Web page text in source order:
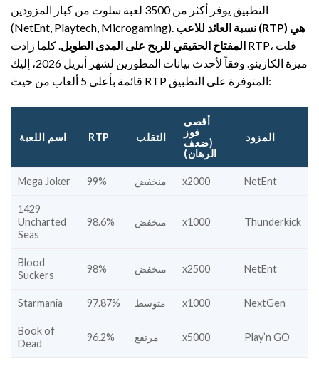
التطبيق يوفر أكثر من 3500 لعبة سلوت من كبار المزودين
(NetEnt, Playtech, Microgaming). نسبة العائد للاعب (RTP) هي
المفتاح الحقيقي للربح على المدى الطويل . كلما زادت RTP، قلت
ميزة الكازينو. وفقاً لأحدث بيانات المطورين لشهر أبريل 2026، إليك
قائمة بأعلى 5 ألعاب من حيث RTP المتوفرة على التطبيق:
اسم اللعبة RTP التقلب
أقصى
فوز
(ضعف
الرهان)
المزود
Mega Joker 99% منخفض x2000 NetEnt
1429
Uncharted
Seas
98.6% منخفض x1000 Thunderkick
Blood
Suckers
98% منخفض x2500 NetEnt
Starmania 97.87% متوسط x1000 NextGen
Book of
Dead
96.2% مرتفع x5000 Play’n GO